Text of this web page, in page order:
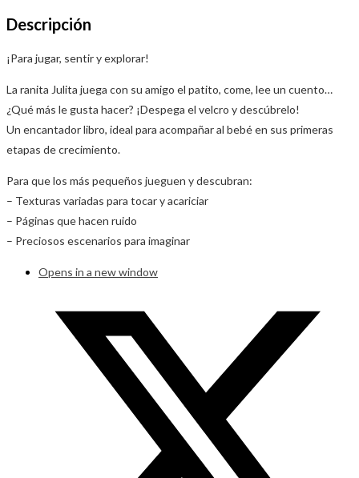
Descripción
¡Para jugar, sentir y explorar!
La ranita Julita juega con su amigo el patito, come, lee un cuento…
¿Qué más le gusta hacer? ¡Despega el velcro y descúbrelo!
Un encantador libro, ideal para acompañar al bebé en sus primeras
etapas de crecimiento.
Para que los más pequeños jueguen y descubran:
– Texturas variadas para tocar y acariciar
– Páginas que hacen ruido
– Preciosos escenarios para imaginar
Opens in a new window